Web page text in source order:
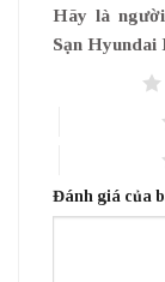
Hãy là
Sạn
Đánh giá của